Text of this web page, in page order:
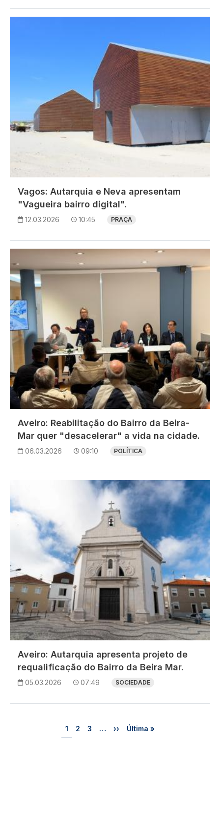
Vagos: Autarquia e Neva apresentam
"Vagueira bairro digital".
12.03.2026 10:45 PRAÇA
Aveiro: Reabilitação do Bairro da Beira-
Mar quer "desacelerar" a vida na cidade.
06.03.2026 09:10 POLÍTICA
Aveiro: Autarquia apresenta projeto de
requalificação do Bairro da Beira Mar.
05.03.2026 07:49 SOCIEDADE
Página
1 Página
2 Página
3 … Próxima página
›› Última página
Última »